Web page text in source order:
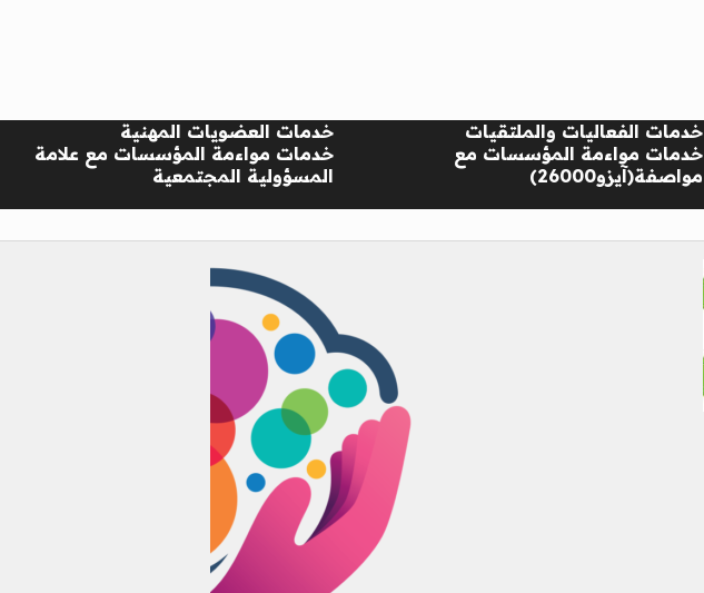
خدمات الفعاليات والملتقيات
خدمات العضويات المهنية
خدمات مواءمة المؤسسات مع
مواصفة(آيزو26000)
خدمات مواءمة المؤسسات مع علامة
المسؤولية المجتمعية